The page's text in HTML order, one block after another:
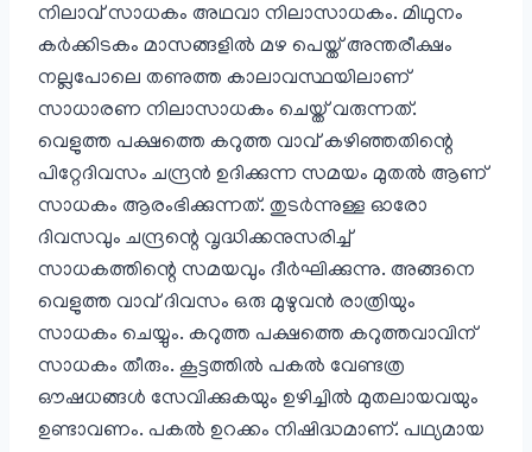
നിലാവ് സാധകം അഥവാ നിലാസാധകം. മിഥുനം
കർക്കിടകം മാസങ്ങളിൽ മഴ പെയ്ത് അന്തരീക്ഷം
നല്ലപോലെ തണുത്ത കാലാവസ്ഥയിലാണ്
സാധാരണ നിലാസാധകം ചെയ്ത് വരുന്നത്.
വെളുത്ത പക്ഷത്തെ കറുത്ത വാവ് കഴിഞ്ഞതിന്റെ
പിറ്റേദിവസം ചന്ദ്രൻ ഉദിക്കുന്ന സമയം മുതൽ ആണ്
സാധകം ആരംഭിക്കുന്നത്. തുടർന്നുള്ള ഓരോ
ദിവസവും ചന്ദ്രന്റെ വൃദ്ധിക്കനുസരിച്ച്
സാധകത്തിന്റെ സമയവും ദീർഘിക്കുന്നു. അങ്ങനെ
വെളുത്ത വാവ് ദിവസം ഒരു മുഴുവൻ രാത്രിയും
സാധകം ചെയ്യും. കറുത്ത പക്ഷത്തെ കറുത്തവാവിന്
സാധകം തീരും. കൂട്ടത്തിൽ പകൽ വേണ്ടത്ര
ഔഷധങ്ങൾ സേവിക്കുകയും ഉഴിച്ചിൽ മുതലായവയും
ഉണ്ടാവണം. പകൽ ഉറക്കം നിഷിദ്ധമാണ്. പഥ്യമായ